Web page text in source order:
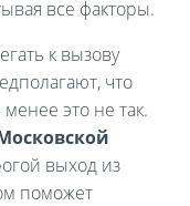
все факторы.
к вызову
что
это не так.
выход из
поможет